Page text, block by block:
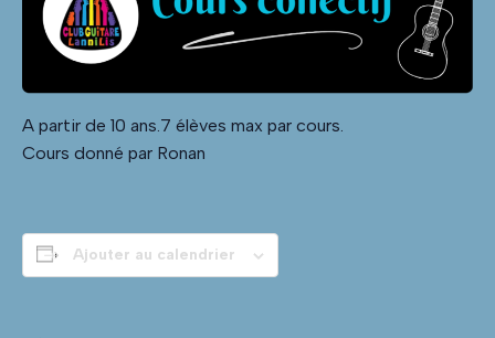
A partir de 10 ans.7 élèves max par cours.
Cours donné par Ronan
Ajouter au calendrier